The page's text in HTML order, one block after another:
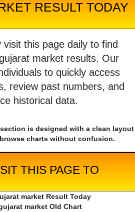
RESULT TODAY
this page daily to find
market results. Our
to quickly access
review past numbers, and
historical data.
is designed with a clean layout
charts without confusion.
THIS PAGE TO
market Result Today
market Old Chart